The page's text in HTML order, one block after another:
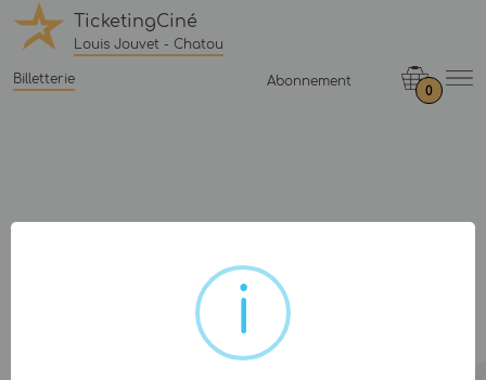
TicketingCiné
Louis Jouvet - Chatou
Billetterie Abonnement
0